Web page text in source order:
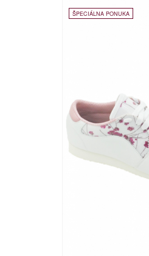
ŠPECIÁLNA PONUKA